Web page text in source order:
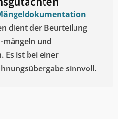
dient der Beurteilung
mängeln und
Es ist bei einer
sinnvoll.